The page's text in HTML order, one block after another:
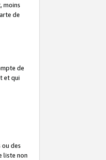
moins
de
de
et qui
des
liste non